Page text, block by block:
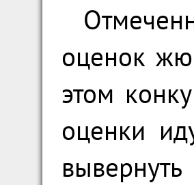
оценок
этом
оценки